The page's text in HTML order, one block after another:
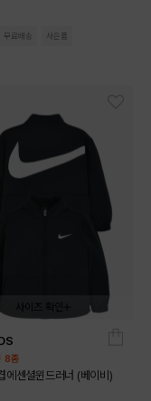
무료배송 사은품
사이즈 확인
8종
에센셜윈드러너 (베이비)